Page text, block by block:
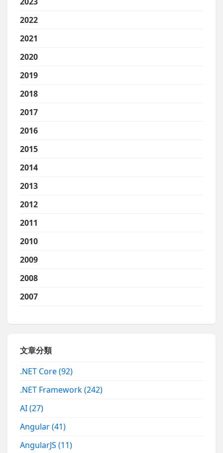
2022
2021
2020
2019
2018
2017
2016
2015
2014
2013
2012
2011
2010
2009
2008
2007
文章分類
.NET Core(92)
.NET Framework(242)
AI(27)
Angular(41)
AngularJS(11)